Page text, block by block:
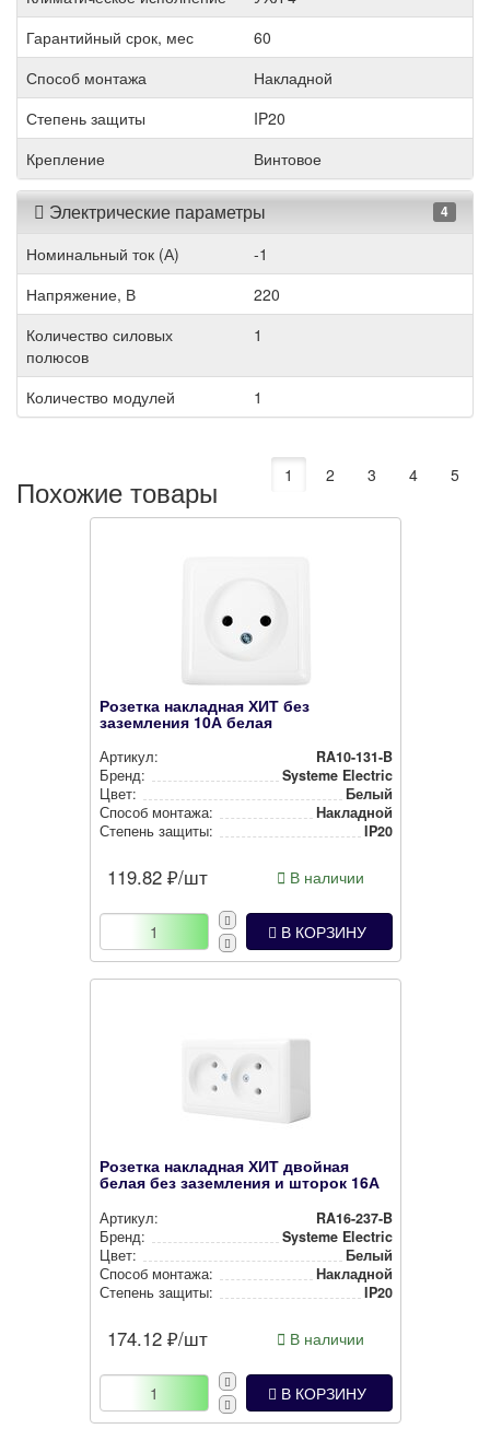
Гарантийный срок, мес
60
Способ монтажа
Накладной
Степень защиты
IP20
Крепление
Винтовое
Электрические параметры 4
Номинальный ток (А)
-1
Напряжение, В
220
Количество силовых
полюсов
1
Количество модулей 1
Похожие товары 1 2 3 4 5
Розетка накладная ХИТ без
заземления 10А белая
Артикул:
RA10-131-B
Бренд:
Systeme Electric
Цвет:
Белый
Способ монтажа:
Накладной
Степень защиты:
IP20
119.82 ₽/шт В наличии
В КОРЗИНУ
Розетка накладная ХИТ двойная
белая без заземления и шторок 16А
Артикул:
RA16-237-B
Бренд:
Systeme Electric
Цвет:
Белый
Способ монтажа:
Накладной
Степень защиты:
IP20
174.12 ₽/шт В наличии
В КОРЗИНУ